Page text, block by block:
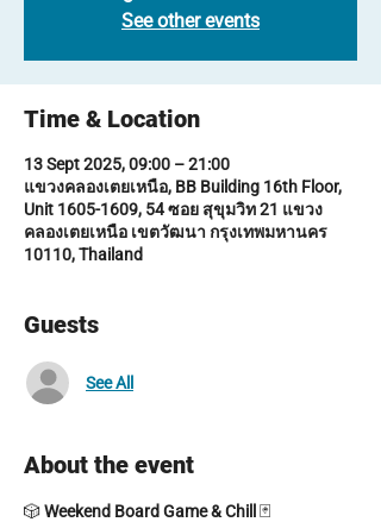
See other events
Time & Location
13 Sept 2025, 09:00 – 21:00
แขวงคลองเตยเหนือ, BB Building 16th Floor,
Unit 1605-1609, 54 ซอย สุขุมวิท 21 แขวง
คลองเตยเหนือ เขตวัฒนา กรุงเทพมหานคร
10110, Thailand
Guests
See All
About the event
🎲 Weekend Board Game & Chill
🃏